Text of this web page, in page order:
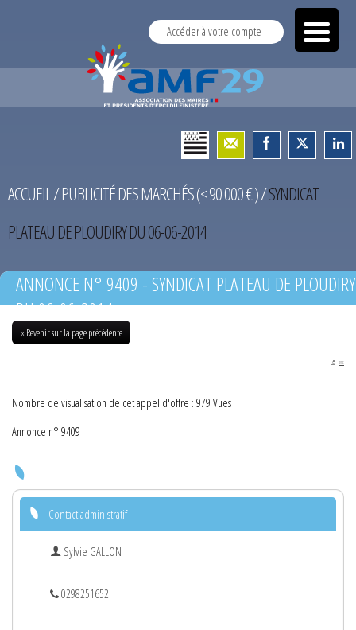
Accéder à votre compte
ACCUEIL/PUBLICITÉ DES MARCHÉS (< 90 000 € )/SYNDICAT
PLATEAU DE PLOUDIRY DU 06-06-2014
ANNONCE N° 9409 - SYNDICAT PLATEAU DE PLOUDIRY
DU 06-06-2014
« Revenir sur la page précédente
PDF
Nombre de visualisation de cet appel d'offre : 979 Vues
Annonce n° 9409
Contact administratif
Sylvie GALLON
0298251652